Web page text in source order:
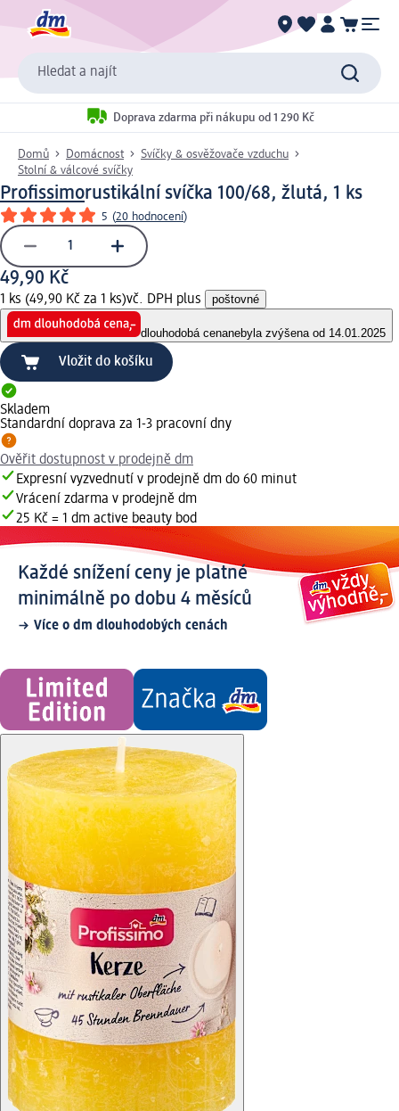
Hledat a najít
Doprava zdarma při nákupu od 1 290 Kč
Domů Domácnost
Svíčky & osvěžovače vzduchu
Stolní & válcové svíčky
Profissimorustikální svíčka 100/68, žlutá, 1 ks
5 (20 hodnocení)
49,90 Kč
1 ks (49,90 Kč za 1 ks)vč. DPH plus poštovné
dlouhodobá cenanebyla zvýšena od 14.01.2025
Vložit do košíku
Skladem
Standardní doprava za 1-3 pracovní dny
Ověřit dostupnost v prodejně dm
Expresní vyzvednutí v prodejně dm do 60 minut
Vrácení zdarma v prodejně dm
25 Kč = 1 dm active beauty bod
Každé snížení ceny je platné
minimálně po dobu 4 měsíců
Více o dm dlouhodobých cenách